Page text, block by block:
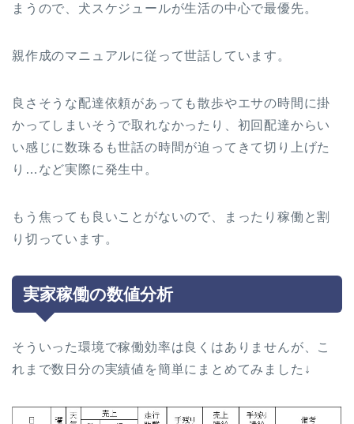
まうので、犬スケジュールが生活の中心で最優先。
親作成のマニュアルに従って世話しています。
良さそうな配達依頼があっても散歩やエサの時間に掛
かってしまいそうで取れなかったり、初回配達からい
い感じに数珠るも世話の時間が迫ってきて切り上げた
り…など実際に発生中。
もう焦っても良いことがないので、まったり稼働と割
り切っています。
実家稼働の数値分析
そういった環境で稼働効率は良くはありませんが、こ
れまで数日分の実績値を簡単にまとめてみました↓